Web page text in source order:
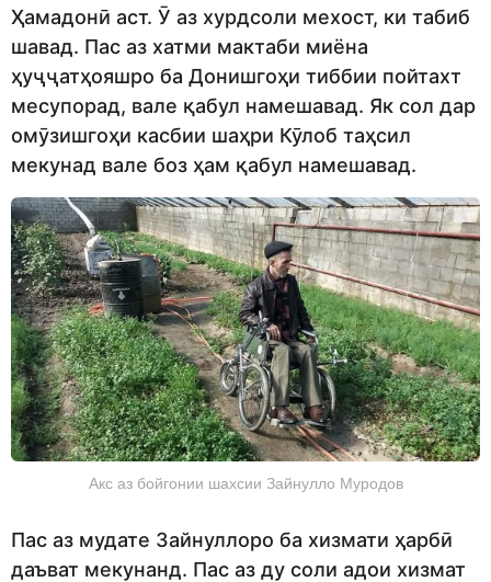
Ҳамадонӣ аст. Ӯ аз хурдсоли мехост, ки табиб
шавад. Пас аз хатми мактаби миёна
ҳуҷҷатҳояшро ба Донишгоҳи тиббии пойтахт
месупорад, вале қабул намешавад. Як сол дар
омӯзишгоҳи касбии шаҳри Кӯлоб таҳсил
мекунад вале боз ҳам қабул намешавад.
Акс аз бойгонии шахсии Зайнулло Муродов
Пас аз мудате Зайнуллоро ба хизмати ҳарбӣ
даъват мекунанд. Пас аз ду соли адои хизмат